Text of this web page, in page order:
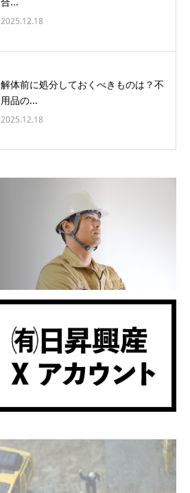
2025.12.18
解体前に処分しておくべきものは？不
用品の...
2025.12.18